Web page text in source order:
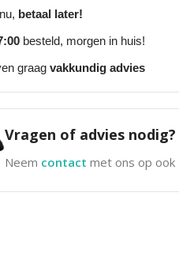
betaal later!
besteld, morgen in huis!
graag vakkundig advies
Vragen of advies nodig?
Neem contact met ons op ook